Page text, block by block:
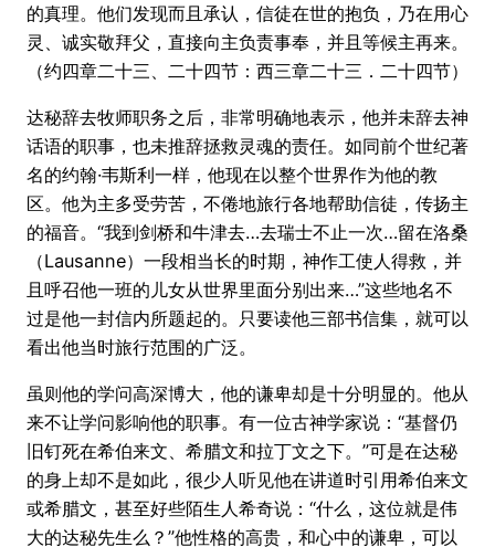
的真理。他们发现而且承认，信徒在世的抱负，乃在用心
灵、诚实敬拜父，直接向主负责事奉，并且等候主再来。
（约四章二十三、二十四节：西三章二十三．二十四节）
达秘辞去牧师职务之后，非常明确地表示，他并未辞去神
话语的职事，也未推辞拯救灵魂的责任。如同前个世纪著
名的约翰·韦斯利一样，他现在以整个世界作为他的教
区。他为主多受劳苦，不倦地旅行各地帮助信徒，传扬主
的福音。“我到剑桥和牛津去…去瑞士不止一次…留在洛桑
（Lausanne）一段相当长的时期，神作工使人得救，并
且呼召他一班的儿女从世界里面分别出来…”这些地名不
过是他一封信内所题起的。只要读他三部书信集，就可以
看出他当时旅行范围的广泛。
虽则他的学问高深博大，他的谦卑却是十分明显的。他从
来不让学问影响他的职事。有一位古神学家说：“基督仍
旧钉死在希伯来文、希腊文和拉丁文之下。”可是在达秘
的身上却不是如此，很少人听见他在讲道时引用希伯来文
或希腊文，甚至好些陌生人希奇说：“什么，这位就是伟
大的达秘先生么？”他性格的高贵，和心中的谦卑，可以